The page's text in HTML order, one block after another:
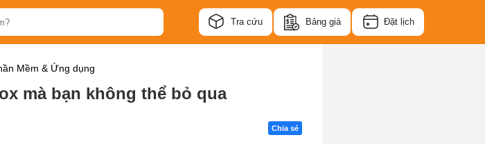
Tra cứu Bảng giá Đặt lịch
Mềm & Ứng dụng
mà bạn không thể bỏ qua
Chia sẻ